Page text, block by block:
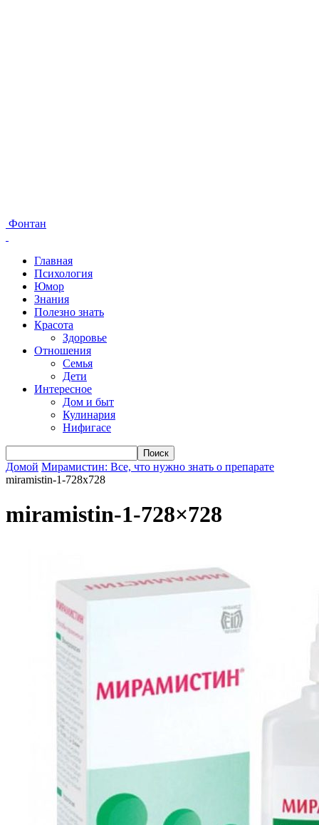
Фонтан
Главная
Психология
Юмор
Знания
Полезно знать
Красота
Здоровье
Отношения
Семья
Дети
Интересное
Дом и быт
Кулинария
Нифигасе
Домой Мирамистин: Все, что нужно знать о препарате
miramistin-1-728x728
miramistin-1-728×728